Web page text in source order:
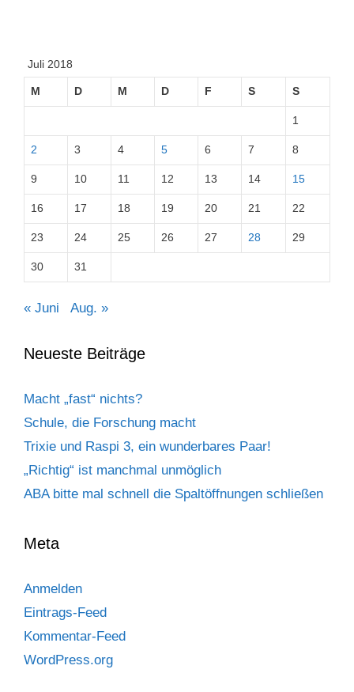
Juli 2018
M D M D F S S
1
2 3 4 5 6 7 8
9 10 11 12 13 14 15
16 17 18 19 20 21 22
23 24 25 26 27 28 29
30 31
« Juni Aug. »
Neueste Beiträge
Macht „fast“ nichts?
Schule, die Forschung macht
Trixie und Raspi 3, ein wunderbares Paar!
„Richtig“ ist manchmal unmöglich
ABA bitte mal schnell die Spaltöffnungen schließen
Meta
Anmelden
Eintrags-Feed
Kommentar-Feed
WordPress.org